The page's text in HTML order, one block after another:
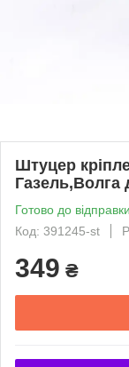
Штуцер
Газель,Волга
Готово до відправки
Код: 391245-st
349 ₴